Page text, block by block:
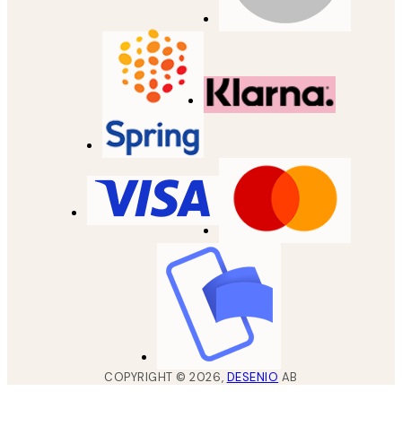
COPYRIGHT ©2026, DESENIO AB